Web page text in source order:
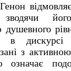
зводячи
душевного
дискурсі
з
означає